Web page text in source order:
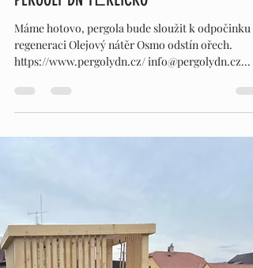
PERGOLY DN
14. 5. 2024
Minut čtení: 1
PERGOLY DN TĚRLICKO
regeneraci Olejový nátěr Osmo odstín ořech.